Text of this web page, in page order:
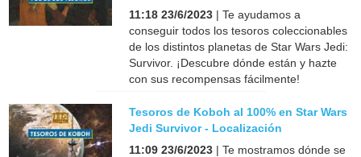
11:18 23/6/2023 | Te ayudamos a
conseguir todos los tesoros coleccionables
de los distintos planetas de Star Wars Jedi:
Survivor. ¡Descubre dónde están y hazte
con sus recompensas fácilmente!
Tesoros de Koboh al 100% en Star Wars
Jedi Survivor - Localización
11:09 23/6/2023 | Te mostramos dónde se